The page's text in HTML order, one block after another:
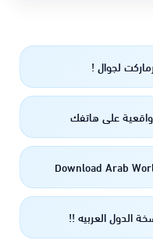
لجوال !
على هاتفك
Download Arab
الدول العربيه !!